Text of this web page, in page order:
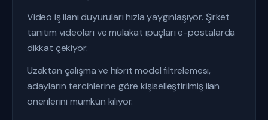
Video iş ilanı duyuruları hızla yaygınlaşıyor. Şirket
tanıtım videoları ve mülakat ipuçları e-postalarda
dikkat çekiyor.
Uzaktan çalışma ve hibrit model filtrelemesi,
adayların tercihlerine göre kişiselleştirilmiş ilan
önerilerini mümkün kılıyor.